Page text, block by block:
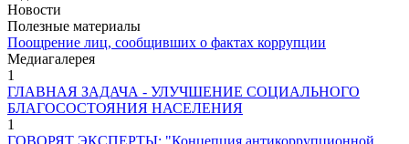
Новости
Полезные материалы
Поощрение лиц, сообщивших о фактах коррупции
Медиагалерея
1
ГЛАВНАЯ ЗАДАЧА - УЛУЧШЕНИЕ СОЦИАЛЬНОГО
БЛАГОСОСТОЯНИЯ НАСЕЛЕНИЯ
1
ГОВОРЯТ ЭКСПЕРТЫ: "Концепция антикоррупционной